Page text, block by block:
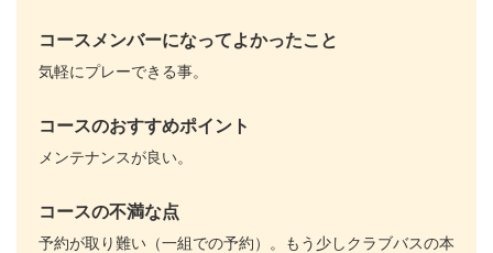
コースメンバーになってよかったこと
気軽にプレーできる事。
コースのおすすめポイント
メンテナンスが良い。
コースの不満な点
予約が取り難い（一組での予約）。もう少しクラブバスの本